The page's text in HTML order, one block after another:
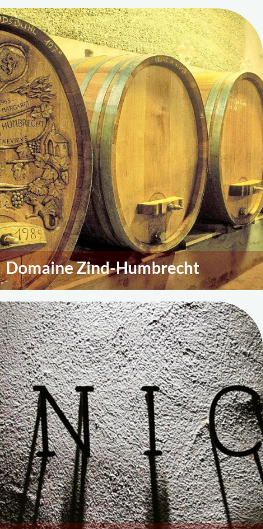
Domaine Zind-Humbrecht